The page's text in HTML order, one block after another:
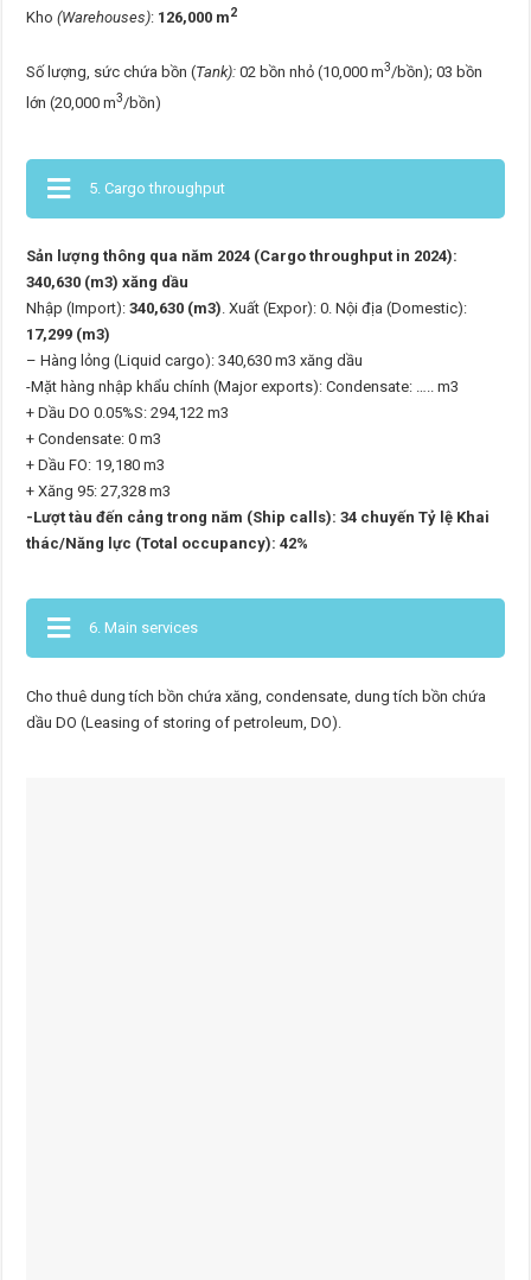
Kho(Warehouses): 126,000 m2
Số lượng, sức chứa bồn (Tank): 02 bồn nhỏ (10,000 m3/bồn); 03 bồn
lớn (20,000 m3/bồn)
5. Cargo throughput
Sản lượng thông qua năm 2024 (Cargo throughput in 2024):
340,630 (m3) xăng dầu
Nhập (Import):340,630 (m3). Xuất (Expor): 0. Nội địa (Domestic):
17,299 (m3)
– Hàng lỏng (Liquid cargo): 340,630 m3 xăng dầu
-Mặt hàng nhập khẩu chính (Major exports): Condensate: ….. m3
+ Dầu DO 0.05%S: 294,122 m3
+ Condensate: 0 m3
+ Dầu FO: 19,180 m3
+ Xăng 95: 27,328 m3
-Lượt tàu đến cảng trong năm (Ship calls): 34 chuyến Tỷ lệ Khai
thác/Năng lực (Total occupancy): 42%
6. Main services
Cho thuê dung tích bồn chứa xăng, condensate, dung tích bồn chứa
dầu DO (Leasing of storing of petroleum, DO).